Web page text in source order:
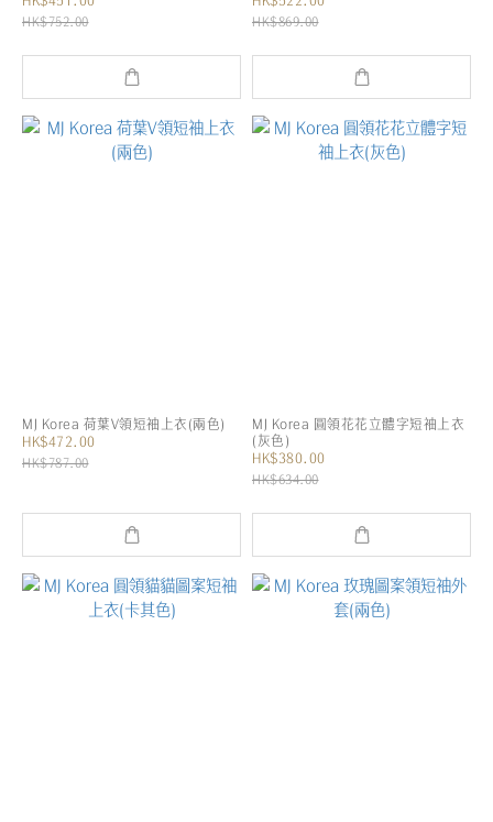
HK$752.00 HK$869.00
MJ Korea 荷葉V領短袖上衣(兩色)
HK$472.00
HK$787.00
MJ Korea 圓領花花立體字短袖上衣
(灰色)
HK$380.00
HK$634.00